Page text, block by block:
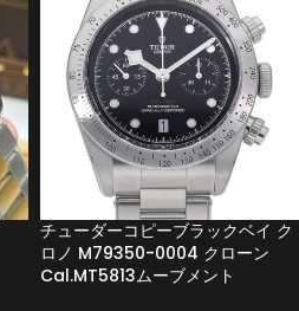
チューダーコピーブラックベイ ク
ロノ M79350-0004 クローン
Cal.MT5813ムーブメント